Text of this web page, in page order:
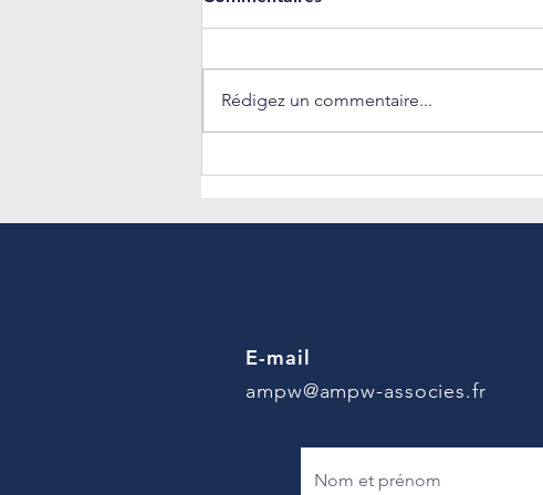
𝐯𝐨𝐭𝐫𝐞 𝐬𝐭𝐫𝐚𝐭𝐞́𝐠𝐢𝐞 𝐑𝐇
Rédigez un commentaire...
E-mail
ampw@ampw-associes.fr